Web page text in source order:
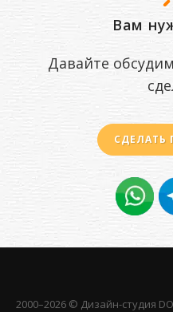
Вам
Давайте
СДЕЛАТЬ
2000–2026 © Дизайн-студия